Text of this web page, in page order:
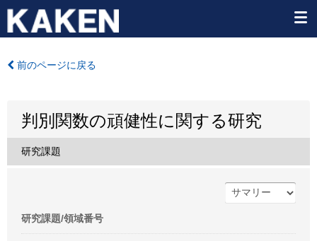
前のページに戻る
判別関数の頑健性に関する研究
研究課題
研究課題/領域番号